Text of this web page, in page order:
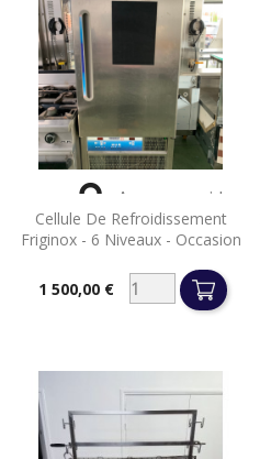
Cellule De Refroidissement
Friginox - 6 Niveaux - Occasion
Prix1 500,00 €
 Aperçu rapide